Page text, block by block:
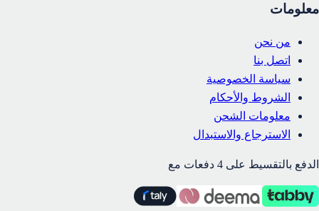
معلومات
من نحن
اتصل بنا
سياسة الخصوصية
الشروط والأحكام
معلومات الشحن
الاسترجاع والاستبدال
الدفع بالتقسيط على 4 دفعات مع